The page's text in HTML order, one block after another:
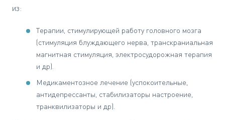
из:
Терапии, стимулирующей работу головного мозга
(стимуляция блуждающего нерва, транскраниальная
магнитная стимуляция, электросудорожная терапия
и др).
Медикаментозное лечение (успокоительные,
антидепрессанты, стабилизаторы настроение,
транквилизаторы и др).